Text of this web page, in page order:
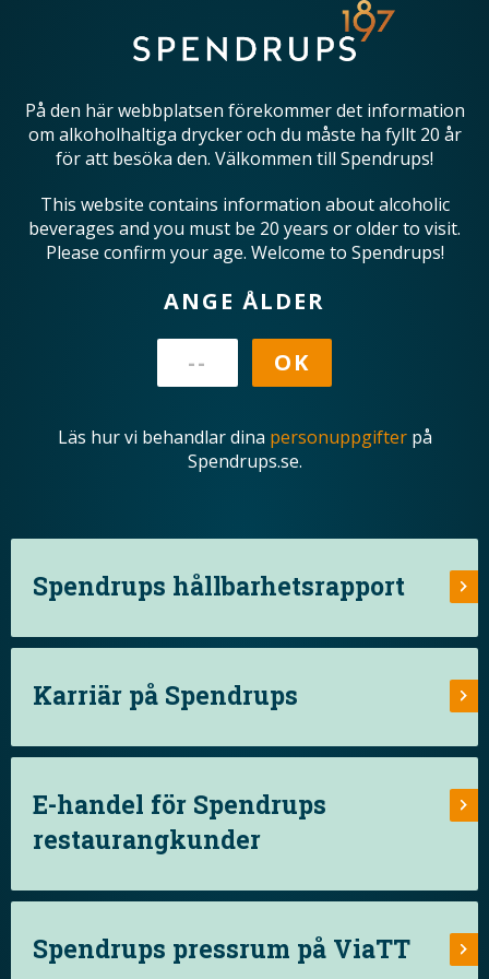
På den här webbplatsen förekommer det information
om alkoholhaltiga drycker och du måste ha fyllt 20 år
för att besöka den. Välkommen till Spendrups!
This website contains information about alcoholic
beverages and you must be 20 years or older to visit.
Please confirm your age. Welcome to Spendrups!
ANGE ÅLDER
Läs hur vi behandlar dina personuppgifterpå
Spendrups.se.
Spendrups hållbarhetsrapport
Karriär på Spendrups
E-handel för Spendrups
restaurangkunder
Spendrups pressrum på ViaTT